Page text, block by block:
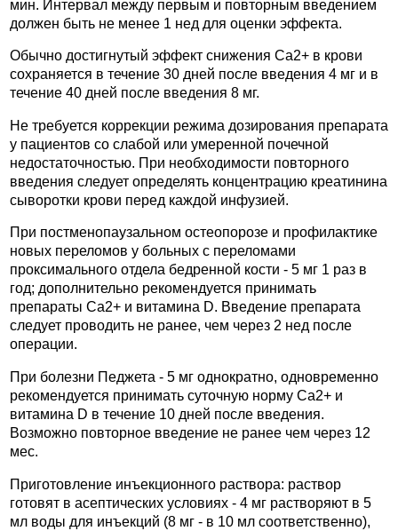
мин. Интервал между первым и повторным введением
должен быть не менее 1 нед для оценки эффекта.
Обычно достигнутый эффект снижения Ca2+ в крови
сохраняется в течение 30 дней после введения 4 мг и в
течение 40 дней после введения 8 мг.
Не требуется коррекции режима дозирования препарата
у пациентов со слабой или умеренной почечной
недостаточностью. При необходимости повторного
введения следует определять концентрацию креатинина
сыворотки крови перед каждой инфузией.
При постменопаузальном остеопорозе и профилактике
новых переломов у больных с переломами
проксимального отдела бедренной кости - 5 мг 1 раз в
год; дополнительно рекомендуется принимать
препараты Ca2+ и витамина D. Введение препарата
следует проводить не ранее, чем через 2 нед после
операции.
При болезни Педжета - 5 мг однократно, одновременно
рекомендуется принимать суточную норму Ca2+ и
витамина D в течение 10 дней после введения.
Возможно повторное введение не ранее чем через 12
мес.
Приготовление инъекционного раствора: раствор
готовят в асептических условиях - 4 мг растворяют в 5
мл воды для инъекций (8 мг - в 10 мл соответственно),